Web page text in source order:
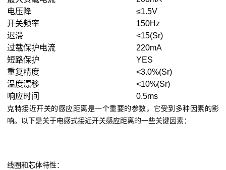
电压降
≤1.5V
开关频率
150Hz
迟滞
<15(Sr)
过载保护电流
220mA
短路保护
YES
重复精度
<3.0%(Sr)
温度漂移
<10%(Sr)
响应时间
0.5ms
克特接近开关的感应距离是一个重要的参数，它受到多种因素的影
响。以下是关于电感式接近开关感应距离的一些关键因素：
线圈和芯体特性：